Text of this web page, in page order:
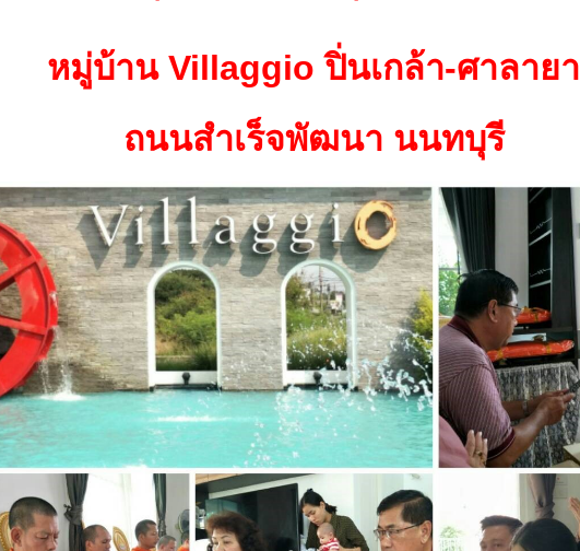
หมู่บ้าน Villaggio ปิ่นเกล้า-ศาลายา
ถนนสำเร็จพัฒนา นนทบุรี